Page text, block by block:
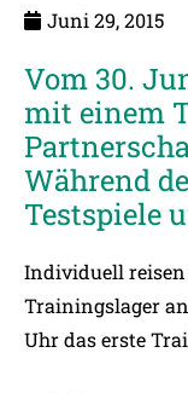
Juni 29, 2015
Vom 30.
mit einem
Während
Testspiele
Individuell reisen
Trainingslager
Uhr das erste